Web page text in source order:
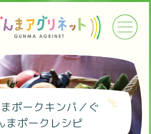
ポークキンパ／ぐ
まポークレシピ